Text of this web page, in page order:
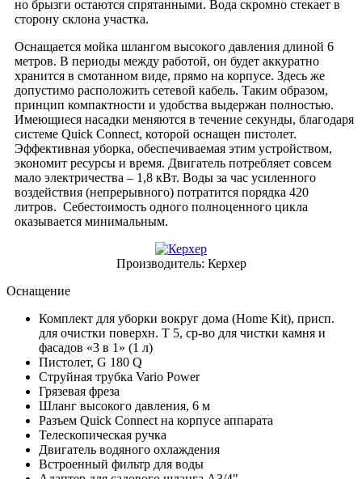
но брызги остаются спрятанными. Вода скромно стекает в
сторону склона участка.
Оснащается мойка шлангом высокого давления длиной 6
метров. В периоды между работой, он будет аккуратно
хранится в смотанном виде, прямо на корпусе. Здесь же
допустимо расположить сетевой кабель. Таким образом,
принцип компактности и удобства выдержан полностью.
Имеющиеся насадки меняются в течение секунды, благодаря
системе Quick Connect, которой оснащен пистолет.
Эффективная уборка, обеспечиваемая этим устройством,
экономит ресурсы и время. Двигатель потребляет совсем
мало электричества – 1,8 кВт. Воды за час усиленного
воздействия (непрерывного) потратится порядка 420
литров. Себестоимость одного полноценного цикла
оказывается минимальным.
Производитель: Керхер
Оснащение
Комплект для уборки вокруг дома (Home Kit), присп.
для очистки поверхн. T 5, ср-во для чистки камня и
фасадов «3 в 1» (1 л)
Пистолет, G 180 Q
Струйная трубка Vario Power
Грязевая фреза
Шланг высокого давления, 6 м
Разъем Quick Connect на корпусе аппарата
Телескопическая ручка
Двигатель водяного охлаждения
Встроенный фильтр для воды